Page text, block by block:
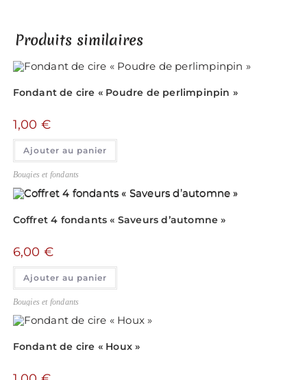
Produits similaires
Fondant de cire « Poudre de perlimpinpin »
1,00 €
Ajouter au panier
Bougies et fondants
Coffret 4 fondants « Saveurs d’automne »
6,00 €
Ajouter au panier
Bougies et fondants
Fondant de cire « Houx »